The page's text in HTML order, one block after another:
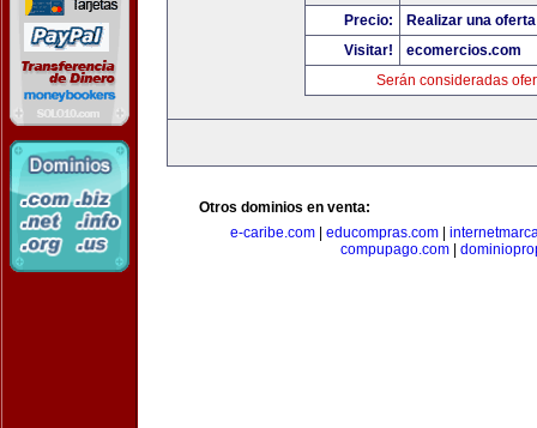
Precio:
Realizar una
Visitar!
ecomercios.com
Serán consideradas
Otros dominios en venta:
e-caribe.com| educompras.com|
compupago.com|